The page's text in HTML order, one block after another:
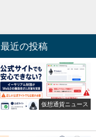
最近の投稿
仮想通貨ニュース